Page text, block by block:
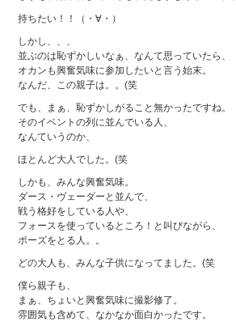
持ちたい！！（・∀・）
しかし、、、
並ぶのは恥ずかしいなぁ、なんて思っていたら、
オカンも興奮気味に参加したいと言う始末。
なんだ、この親子は。。(笑
でも、まぁ、恥ずかしがること無かったですね。
そのイベントの列に並んでいる人、
なんていうのか、
ほとんど大人でした。(笑
しかも、みんな興奮気味。
ダース・ヴェーダーと並んで、
戦う格好をしている人や、
フォースを使っているところ！と叫びながら、
ポーズをとる人。。
どの大人も、みんな子供になってました。(笑
僕ら親子も、
まぁ、ちょいと興奮気味に撮影修了。
雰囲気も含めて、なかなか面白かったです。